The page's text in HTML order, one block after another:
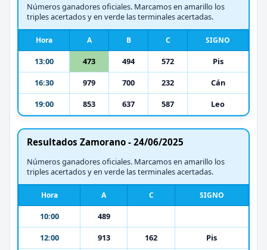
Números ganadores oficiales. Marcamos en amarillo los
triples acertados y en verde las terminales acertadas.
Hora A B C SIGNO
13:00 473 494 572
Pis
16:30
979 700 232
Cán
19:00
853 637 587 Leo
Resultados Zamorano - 24/06/2025
Números ganadores oficiales. Marcamos en amarillo los
triples acertados y en verde las terminales acertadas.
Hora A C SIGNO
10:00
489
12:00
913 162
Pis